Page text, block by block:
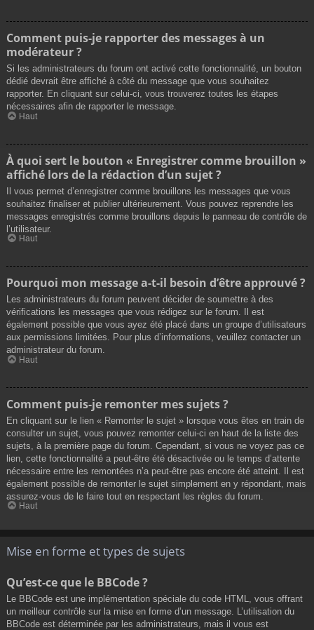
Comment puis-je rapporter des messages à un
modérateur ?
Si les administrateurs du forum ont activé cette fonctionnalité, un bouton
dédié devrait être affiché à côté du message que vous souhaitez
rapporter. En cliquant sur celui-ci, vous trouverez toutes les étapes
nécessaires afin de rapporter le message.
Haut
À quoi sert le bouton « Enregistrer comme brouillon »
affiché lors de la rédaction d’un sujet ?
Il vous permet d’enregistrer comme brouillons les messages que vous
souhaitez finaliser et publier ultérieurement. Vous pouvez reprendre les
messages enregistrés comme brouillons depuis le panneau de contrôle de
l’utilisateur.
Haut
Pourquoi mon message a-t-il besoin d’être approuvé ?
Les administrateurs du forum peuvent décider de soumettre à des
vérifications les messages que vous rédigez sur le forum. Il est
également possible que vous ayez été placé dans un groupe d’utilisateurs
aux permissions limitées. Pour plus d’informations, veuillez contacter un
administrateur du forum.
Haut
Comment puis-je remonter mes sujets ?
En cliquant sur le lien « Remonter le sujet » lorsque vous êtes en train de
consulter un sujet, vous pouvez remonter celui-ci en haut de la liste des
sujets, à la première page du forum. Cependant, si vous ne voyez pas ce
lien, cette fonctionnalité a peut-être été désactivée ou le temps d’attente
nécessaire entre les remontées n’a peut-être pas encore été atteint. Il est
également possible de remonter le sujet simplement en y répondant, mais
assurez-vous de le faire tout en respectant les règles du forum.
Haut
Mise en forme et types de sujets
Qu’est-ce que le BBCode ?
Le BBCode est une implémentation spéciale du code HTML, vous offrant
un meilleur contrôle sur la mise en forme d’un message. L’utilisation du
BBCode est déterminée par les administrateurs, mais il vous est